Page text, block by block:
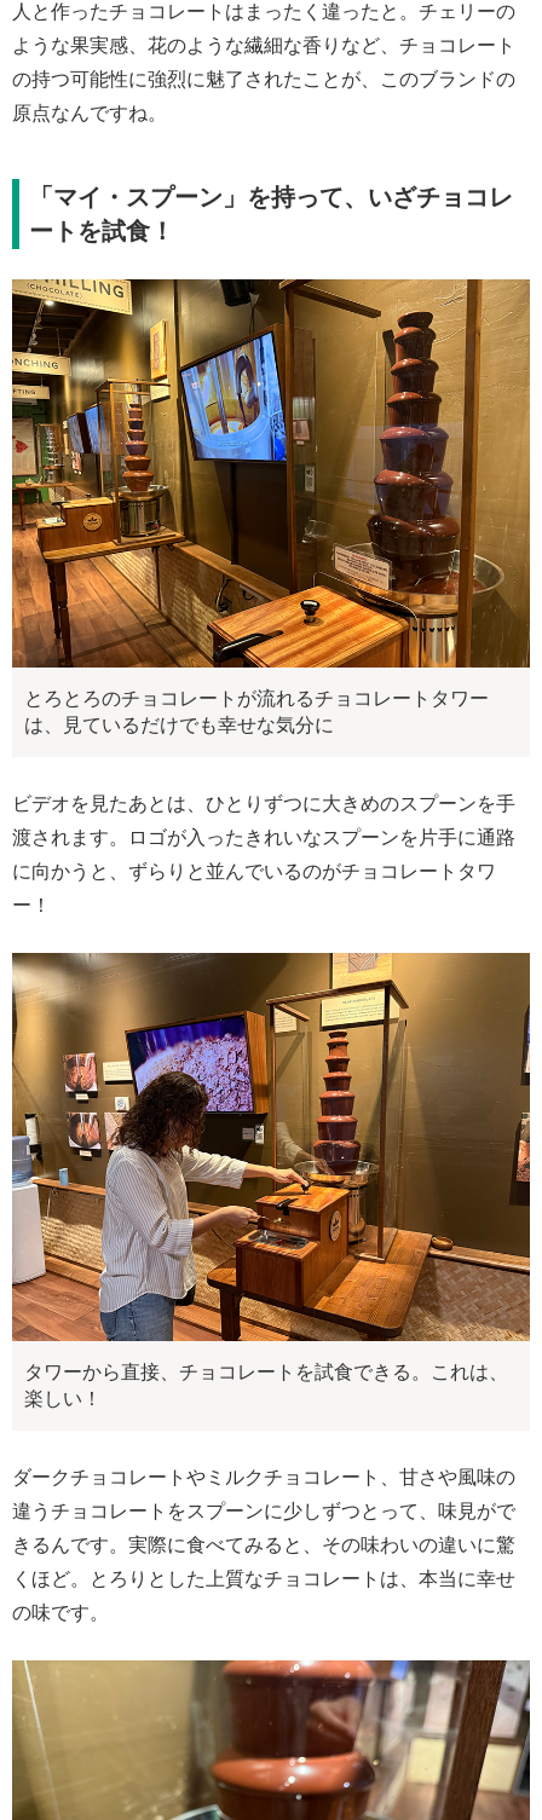
人と作ったチョコレートはまったく違ったと。チェリーの
ような果実感、花のような繊細な香りなど、チョコレート
の持つ可能性に強烈に魅了されたことが、このブランドの
原点なんですね。
「マイ・スプーン」を持って、いざチョコレ
ートを試食！
とろとろのチョコレートが流れるチョコレートタワー
は、見ているだけでも幸せな気分に
ビデオを見たあとは、ひとりずつに大きめのスプーンを手
渡されます。ロゴが入ったきれいなスプーンを片手に通路
に向かうと、ずらりと並んでいるのがチョコレートタワ
ー！
タワーから直接、チョコレートを試食できる。これは、
楽しい！
ダークチョコレートやミルクチョコレート、甘さや風味の
違うチョコレートをスプーンに少しずつとって、味見がで
きるんです。実際に食べてみると、その味わいの違いに驚
くほど。とろりとした上質なチョコレートは、本当に幸せ
の味です。